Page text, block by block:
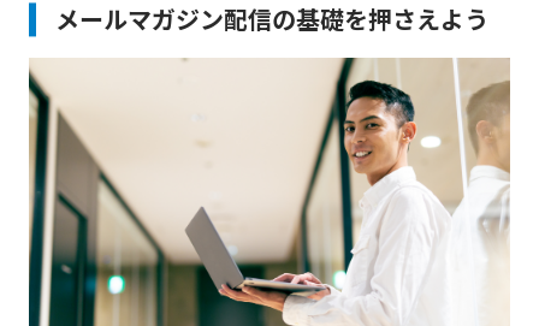
メールマガジン配信の基礎を押さえよう